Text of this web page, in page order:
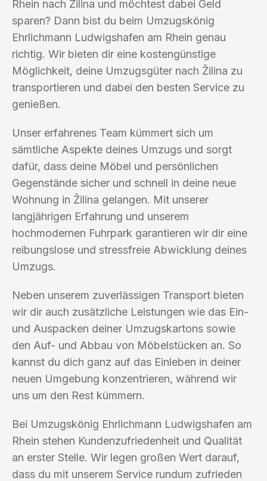
Rhein nach Žilina und möchtest dabei Geld
sparen? Dann bist du beim Umzugskönig
Ehrlichmann Ludwigshafen am Rhein genau
richtig. Wir bieten dir eine kostengünstige
Möglichkeit, deine Umzugsgüter nach Žilina zu
transportieren und dabei den besten Service zu
genießen.
Unser erfahrenes Team kümmert sich um
sämtliche Aspekte deines Umzugs und sorgt
dafür, dass deine Möbel und persönlichen
Gegenstände sicher und schnell in deine neue
Wohnung in Žilina gelangen. Mit unserer
langjährigen Erfahrung und unserem
hochmodernen Fuhrpark garantieren wir dir eine
reibungslose und stressfreie Abwicklung deines
Umzugs.
Neben unserem zuverlässigen Transport bieten
wir dir auch zusätzliche Leistungen wie das Ein-
und Auspacken deiner Umzugskartons sowie
den Auf- und Abbau von Möbelstücken an. So
kannst du dich ganz auf das Einleben in deiner
neuen Umgebung konzentrieren, während wir
uns um den Rest kümmern.
Bei Umzugskönig Ehrlichmann Ludwigshafen am
Rhein stehen Kundenzufriedenheit und Qualität
an erster Stelle. Wir legen großen Wert darauf,
dass du mit unserem Service rundum zufrieden